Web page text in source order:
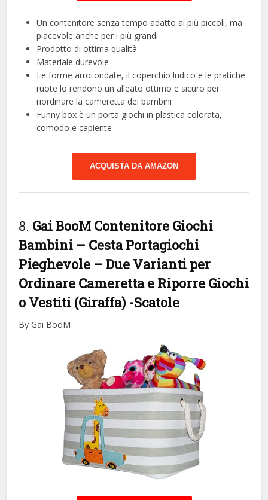
Un contenitore senza tempo adatto ai più piccoli, ma
piacevole anche per i più grandi
Prodotto di ottima qualità
Materiale durevole
Le forme arrotondate, il coperchio ludico e le pratiche
ruote lo rendono un alleato ottimo e sicuro per
riordinare la cameretta dei bambini
Funny box è un porta giochi in plastica colorata,
comodo e capiente
ACQUISTA DA AMAZON
8. Gai BooM Contenitore Giochi
Bambini – Cesta Portagiochi
Pieghevole – Due Varianti per
Ordinare Cameretta e Riporre Giochi
o Vestiti (Giraffa) -Scatole
By Gai BooM